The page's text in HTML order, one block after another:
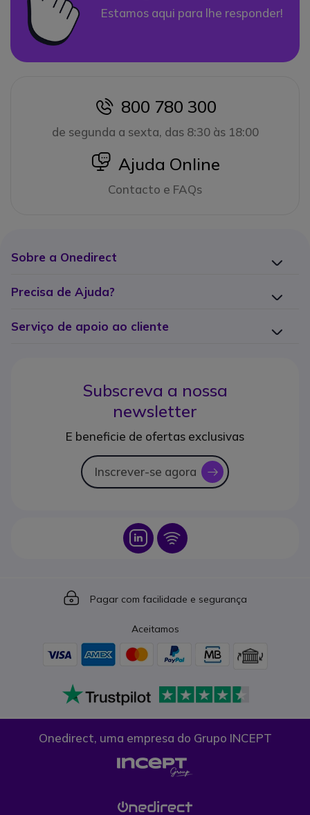
Estamos aqui para lhe responder!
icon
800 780 300
de segunda a sexta, das 8:30 às 18:00
icon
Ajuda Online
Contacto e FAQs
Sobre a Onedirect
Precisa de Ajuda?
Serviço de apoio ao cliente
Subscreva a nossa
newsletter
E beneficie de ofertas exclusivas
Inscrever-se agora icon
Icon Icon
Icon
Pagar com facilidade e segurança
Aceitamos
Onedirect, uma empresa do Grupo INCEPT